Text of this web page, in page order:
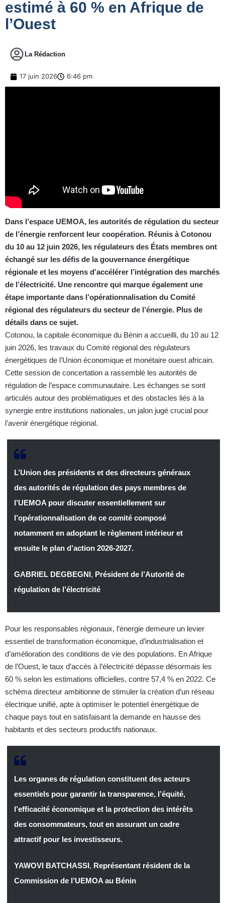
estimé à 60 % en Afrique de
l’Ouest
La Rédaction
17 juin 2026 6:46 pm
Dans l’espace UEMOA, les autorités de régulation du secteur
de l’énergie renforcent leur coopération. Réunis à Cotonou
du 10 au 12 juin 2026, les régulateurs des États membres ont
échangé sur les défis de la gouvernance énergétique
régionale et les moyens d’accélérer l’intégration des marchés
de l’électricité. Une rencontre qui marque également une
étape importante dans l’opérationnalisation du Comité
régional des régulateurs du secteur de l’énergie. Plus de
détails dans ce sujet.
Cotonou, la capitale économique du Bénin a accueilli, du 10 au 12
juin 2026, les travaux du Comité régional des régulateurs
énergétiques de l’Union économique et monétaire ouest africain.
Cette session de concertation a rassemblé les autorités de
régulation de l’espace communautaire. Les échanges se sont
articulés autour des problématiques et des obstacles liés à la
synergie entre institutions nationales, un jalon jugé crucial pour
l’avenir énergétique régional.
L’Union des présidents et des directeurs généraux
des autorités de régulation des pays membres de
l’UEMOA pour discuter essentiellement sur
l’opérationnalisation de ce comité composé
notamment en adoptant le règlement intérieur et
ensuite le plan d’action 2026-2027.
GABRIEL DEGBEGNI, Président de l’Autorité de
régulation de l’électricité
Pour les responsables régionaux, l’énergie demeure un levier
essentiel de transformation économique, d’industrialisation et
d’amélioration des conditions de vie des populations. En Afrique
de l’Ouest, le taux d’accès à l’électricité dépasse désormais les
60 % selon les estimations officielles, contre 57,4 % en 2022. Ce
schéma directeur ambitionne de stimuler la création d’un réseau
électrique unifié, apte à optimiser le potentiel énergétique de
chaque pays tout en satisfaisant la demande en hausse des
habitants et des secteurs productifs nationaux.
Les organes de régulation constituent des acteurs
essentiels pour garantir la transparence, l’équité,
l’efficacité économique et la protection des intérêts
des consommateurs, tout en assurant un cadre
attractif pour les investisseurs.
YAWOVI BATCHASSI, Représentant résident de la
Commission de l’UEMOA au Bénin